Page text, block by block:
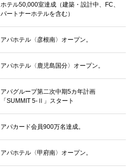
ホテル50,000室達成（建築・設計中、FC、
パートナーホテルを含む）
アパホテル〈彦根南〉オープン。
アパホテル〈鹿児島国分〉オープン。
アパグループ第二次中期5カ年計画
「SUMMIT 5-Ⅱ」スタート
アパカード会員900万名達成。
アパホテル〈甲府南〉オープン。